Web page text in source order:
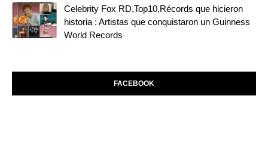
Celebrity Fox RD,Top10,Récords que hicieron
historia : Artistas que conquistaron un Guinness
World Records
FACEBOOK